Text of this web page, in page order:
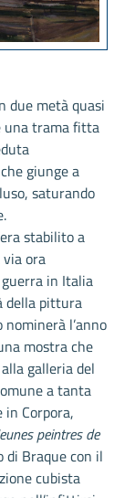
due metà quasi
una trama fitta
giunge a
saturando
stabilito a
via ora
in Italia
della pittura
l’anno
mostra che
galleria del
a tanta
Corpora,
peintres de
di Braque con il
cubista